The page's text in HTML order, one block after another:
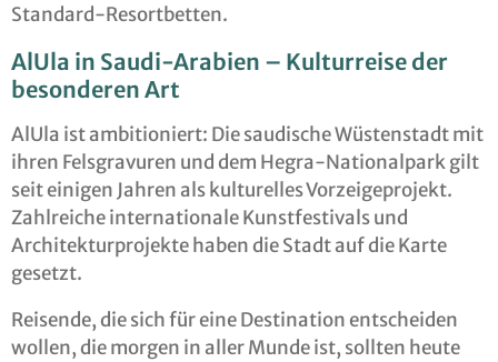
Standard-Resortbetten.
AlUla in Saudi-Arabien – Kulturreise der
besonderen Art
AlUla ist ambitioniert: Die saudische Wüstenstadt mit
ihren Felsgravuren und dem Hegra-Nationalpark gilt
seit einigen Jahren als kulturelles Vorzeigeprojekt.
Zahlreiche internationale Kunstfestivals und
Architekturprojekte haben die Stadt auf die Karte
gesetzt.
Reisende, die sich für eine Destination entscheiden
wollen, die morgen in aller Munde ist, sollten heute